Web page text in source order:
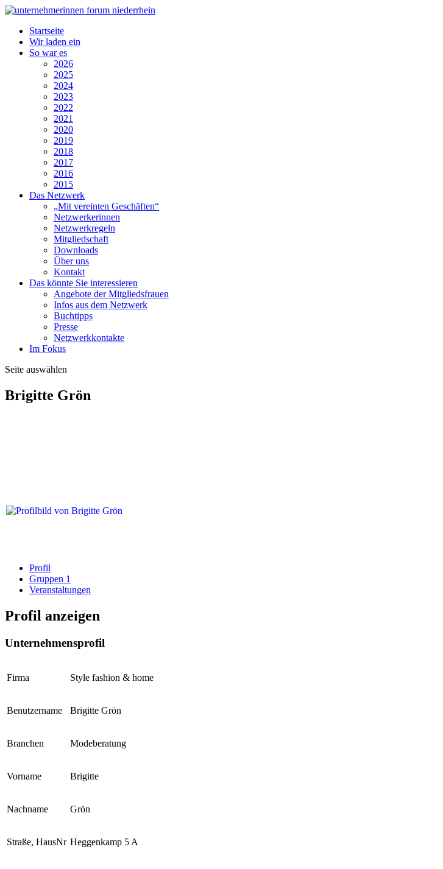
Startseite
Wir laden ein
So war es
2026
2025
2024
2023
2022
2021
2020
2019
2018
2017
2016
2015
Das Netzwerk
„Mit vereinten Geschäften“
Netzwerkerinnen
Netzwerkregeln
Mitgliedschaft
Downloads
Über uns
Kontakt
Das könnte Sie interessieren
Angebote der Mitgliedsfrauen
Infos aus dem Netzwerk
Buchtipps
Presse
Netzwerkkontakte
Im Fokus
Seite auswählen
Brigitte Grön
Profil
Gruppen 1
Veranstaltungen
Profil anzeigen
Unternehmensprofil
Firma Style fashion & home
Benutzername Brigitte Grön
Branchen Modeberatung
Vorname Brigitte
Nachname Grön
Straße, HausNr Heggenkamp 5 A